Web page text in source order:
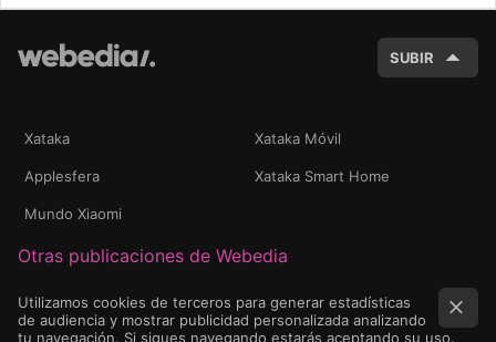
SUBIR
Xataka Xataka Móvil
Applesfera Xataka Smart Home
Mundo Xiaomi
Otras publicaciones de Webedia
Utilizamos cookies de terceros para generar estadísticas
de audiencia y mostrar publicidad personalizada analizando
tu navegación. Si sigues navegando estarás aceptando su uso.